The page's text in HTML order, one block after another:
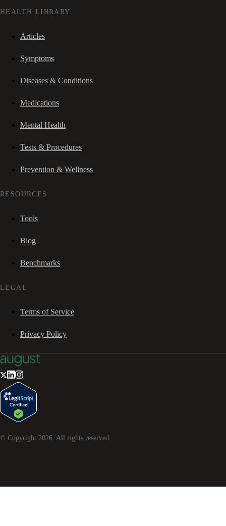
HEALTH LIBRARY
Articles
Symptoms
Diseases & Conditions
Medications
Mental Health
Tests & Procedures
Prevention & Wellness
RESOURCES
Tools
Blog
Benchmarks
LEGAL
Terms of Service
Privacy Policy
© Copyright 2026 . All rights reserved.